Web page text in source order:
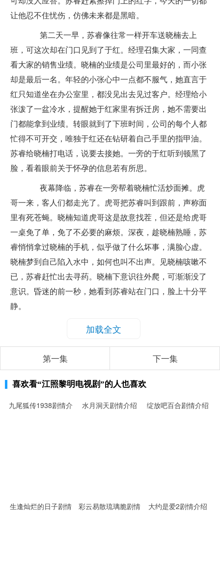
让他忍不住忧伤，仿佛未来都是黑暗。
第二天一早，苏睿像往常一样开车送晓楠去上
班，可这次却在门口见到了于红。经理召集大家，一同查
看大家的销售业绩。晓楠的业绩是公司里最好的，而小张
却是最后一名。年轻的小张心中一点都不服气，她直言于
红只知道坐在办公室里，都没见出去见过客户。经理给小
张泼了一盆冷水，提醒她于红家里有拆迁房，她不需要出
门都能拿到业绩。转眼就到了下班时间，公司的每个人都
忙得不可开交，唯独于红还在钻研着自己手里的指甲油。
苏睿给晓楠打电话，说要去接她。一旁的于红听到顿黑了
脸，看着眼前关于怀孕的信息若有所思。
夜幕降临，苏睿在一旁帮着晓楠忙活炒面摊。虎
哥一来，客人们都走光了。虎哥把苏睿叫到跟前，声称面
里有死苍蝇。晓楠知道虎哥这是故意找茬，但还是给虎哥
一桌免了单，免了不必要的麻烦。深夜，趁晓楠熟睡，苏
睿悄悄拿过晓楠的手机，似乎做了什么坏事，满脸心虚。
晓楠梦到自己陷入水中，如何也叫不出声。见晓楠咳嗽不
已，苏睿赶忙出去寻药。晓楠下意识往外爬，可渐渐没了
意识。昏迷的前一秒，她看到苏睿站在门口，脸上十分平
静。
加载全文
第一集 下一集
喜欢看“江照黎明电视剧”的人也喜欢
九尾狐传1938剧情介
水月洞天剧情介绍 绽放吧百合剧情介绍
生逢灿烂的日子剧情
彩云易散琉璃脆剧情
大约是爱2剧情介绍